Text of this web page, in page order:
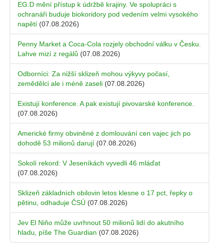
EG.D mění přístup k údržbě krajiny. Ve spolupráci s
ochranáři buduje biokoridory pod vedením velmi vysokého
napětí (07.08.2026)
Penny Market a Coca-Cola rozjely obchodní válku v Česku.
Lahve mizí z regálů (07.08.2026)
Odborníci: Za nižší sklizeň mohou výkyvy počasí,
zemědělci ale i méně zaseli (07.08.2026)
Existují konference. A pak existují pivovarské konference.
(07.08.2026)
Americké firmy obviněné z domlouvání cen vajec jich po
dohodě 53 milionů darují (07.08.2026)
Sokolí rekord: V Jeseníkách vyvedli 46 mláďat
(07.08.2026)
Sklizeň základních obilovin letos klesne o 17 pct, řepky o
pětinu, odhaduje ČSÚ (07.08.2026)
Jev El Niňo může uvrhnout 50 milionů lidí do akutního
hladu, píše The Guardian (07.08.2026)